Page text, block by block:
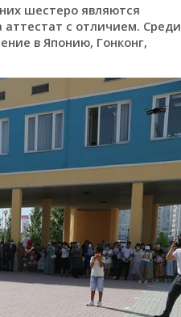
шестеро являются
с отличием. Среди
в Японию, Гонконг,